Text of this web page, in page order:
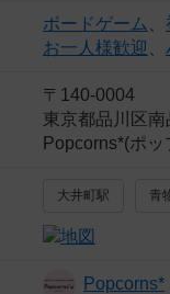
ボードゲーム
お一人様歓迎
〒140-0004
東京都品川区
Popcorns*(ポ
大井町駅 青
Popcorns*